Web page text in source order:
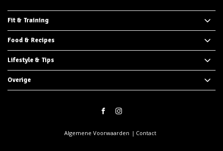
Fit & Training
Food & Recipes
Lifestyle & Tips
Overige
Algemene Voorwaarden Contact